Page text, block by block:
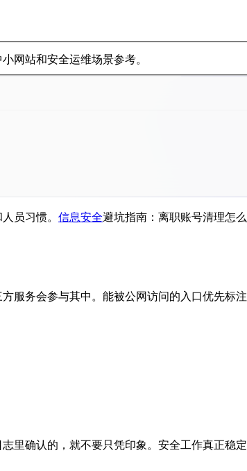
网站和安全运维场景参考。
员习惯。 信息安全避坑指南：离职账号清理怎
服务会参与其中。能被公网访问的入口优先标
里确认的，就不要只凭印象。安全工作真正稳